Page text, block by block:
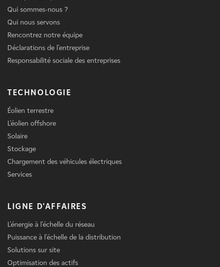
Qui sommes-nous ?
Qui nous servons
Rencontrez notre équipe
Déclarations de l'entreprise
Responsabilité sociale des entreprises
TECHNOLOGIE
Éolien terrestre
L'éolien offshore
Solaire
Stockage
Chargement des véhicules électriques
Services
LIGNE D'AFFAIRES
L'énergie à l'échelle du réseau
Puissance à l'échelle de la distribution
Solutions sur site
Optimisation des actifs